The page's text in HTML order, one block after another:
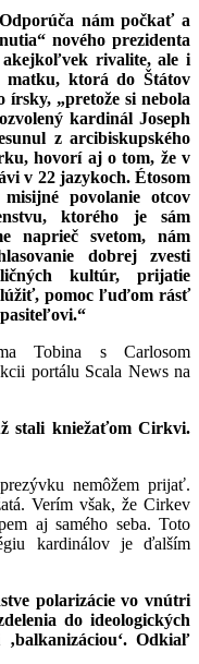
nám počkať a
nového prezidenta
akejkoľvek rivalite, ale i
matku, ktorá do Štátov
írsky, „pretože si nebola
kardinál Joseph
z arcibiskupského
hovorí aj o tom, že v
v 22 jazykoch. Étosom
povolanie otcov
ktorého je sám
naprieč svetom, nám
dobrej zvesti
kultúr, prijatie
pomoc ľuďom rásť
Tobina s Carlosom
portálu Scala News na
stali kniežaťom Cirkvi.
nemôžem prijať.
Verím však, že Cirkev
aj samého seba. Toto
kardinálov je ďalším
polarizácie vo vnútri
do ideologických
Odkiaľ